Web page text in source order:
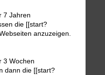
7 Jahren
die [[start?
anzuzeigen.
3 Wochen
dann die [[start?